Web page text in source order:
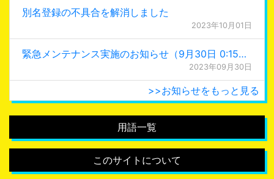
別名登録の不具合を解消しました
2023年10月01日
緊急メンテナンス実施のお知らせ（9月30日 0:15更新）
2023年09月30日
>>お知らせをもっと見る
用語一覧
このサイトについて